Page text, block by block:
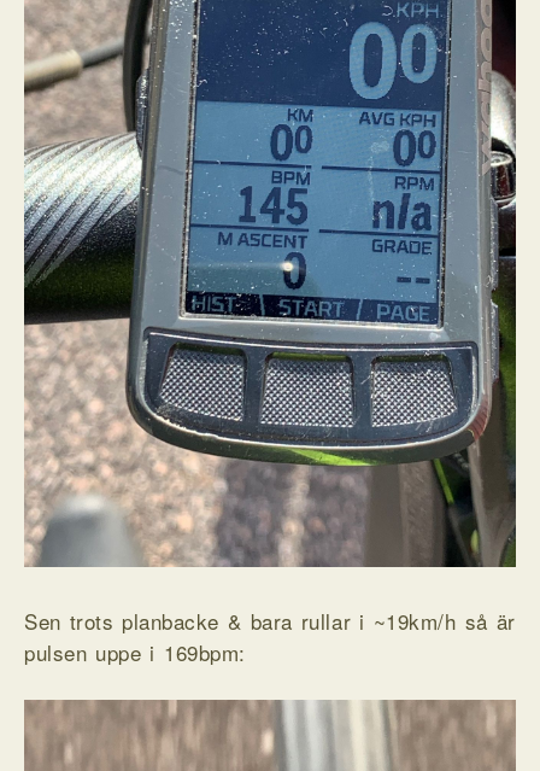
Sen trots planbacke & bara rullar i ~19km/h så är
pulsen uppe i 169bpm: